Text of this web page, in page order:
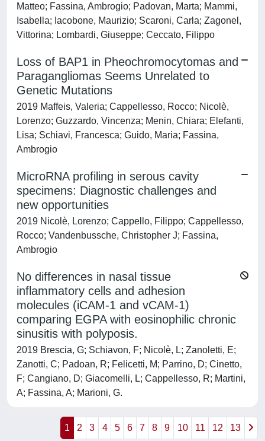
Matteo; Fassina, Ambrogio; Padovan, Marta; Mammi,
Isabella; Iacobone, Maurizio; Scaroni, Carla; Zagonel,
Vittorina; Lombardi, Giuseppe; Ceccato, Filippo
Loss of BAP1 in Pheochromocytomas and
Paragangliomas Seems Unrelated to
Genetic Mutations
2019 Maffeis, Valeria; Cappellesso, Rocco; Nicolè,
Lorenzo; Guzzardo, Vincenza; Menin, Chiara; Elefanti,
Lisa; Schiavi, Francesca; Guido, Maria; Fassina,
Ambrogio
MicroRNA profiling in serous cavity
specimens: Diagnostic challenges and
new opportunities
2019 Nicolè, Lorenzo; Cappello, Filippo; Cappellesso,
Rocco; Vandenbussche, Christopher J; Fassina,
Ambrogio
No differences in nasal tissue
inflammatory cells and adhesion
molecules (iCAM-1 and vCAM-1)
comparing EGPA with eosinophilic chronic
sinusitis with polyposis.
2019 Brescia, G; Schiavon, F; Nicolè, L; Zanoletti, E;
Zanotti, C; Padoan, R; Felicetti, M; Parrino, D; Cinetto,
F; Cangiano, D; Giacomelli, L; Cappellesso, R; Martini,
A; Fassina, A; Marioni, G.
1 2 3 4 5 6 7 8 9 10 11 12 13